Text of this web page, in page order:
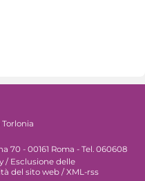
70 - 00161 Roma - Tel. 060608
/ Esclusione delle
del sito web /XML-rss